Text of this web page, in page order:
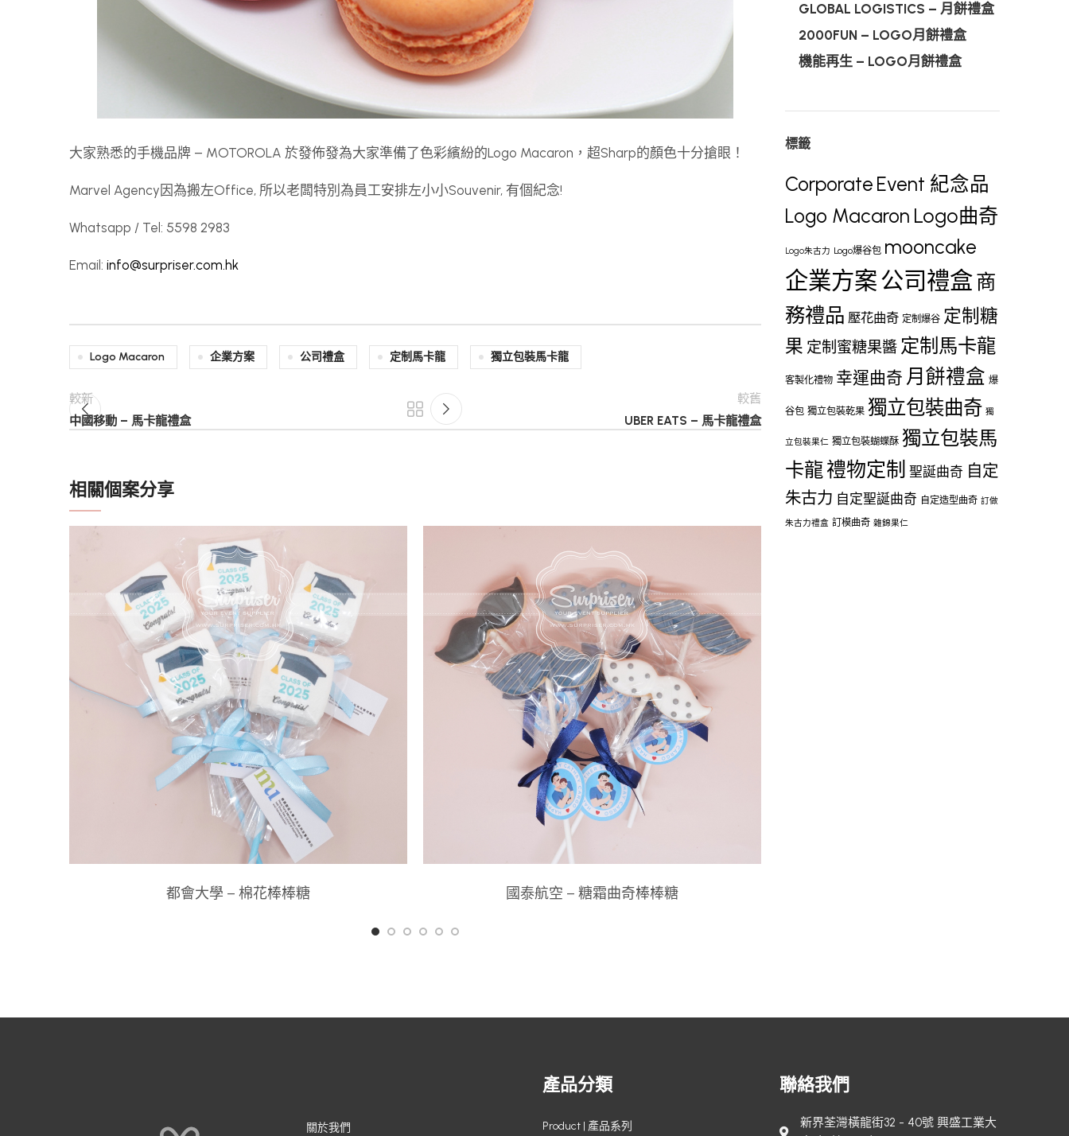
大家熟悉的手機品牌 – MOTOROLA 於發佈發為大家準備了色彩繽紛的Logo Macaron，超Sharp的顏色十分搶眼！
Marvel Agency因為搬左Office, 所以老闆特別為員工安排左小小Souvenir, 有個紀念!
Whatsapp / Tel: 5598 2983
Email: info@surpriser.com.hk
Logo Macaron 企業方案 公司禮盒 定制馬卡龍 獨立包裝馬卡龍
較新
中國移動 – 馬卡龍禮盒
較舊
UBER EATS – 馬卡龍禮盒
相關個案分享
都會大學 – 棉花棒棒糖 國泰航空 – 糖霜曲奇棒棒糖
GLOBAL LOGISTICS – 月餅禮盒
2000FUN – LOGO月餅禮盒
機能再生 – LOGO月餅禮盒
標籤
Corporate Event 紀念品
Logo Macaron Logo曲奇
Logo朱古力 Logo爆谷包 mooncake
企業方案公司禮盒商
務禮品 壓花曲奇 定制爆谷 定制糖
果 定制蜜糖果醬 定制馬卡龍
客製化禮物 幸運曲奇 月餅禮盒 爆
谷包 獨立包裝乾果 獨立包裝曲奇 獨
立包裝果仁 獨立包裝蝴蝶酥 獨立包裝馬
卡龍禮物定制 聖誕曲奇 自定
朱古力 自定聖誕曲奇 自定造型曲奇 訂做
朱古力禮盒 訂模曲奇 雜錦果仁
關於我們
產品分類
Product | 產品系列
聯絡我們
新界荃灣橫龍街32 - 40號 興盛工業大